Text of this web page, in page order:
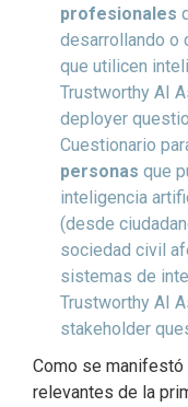
profesionales
desarrollando o
que utilicen
Trustworthy AI
deployer
Cuestionario
personas que
inteligencia
(desde
sociedad civil
sistemas de
Trustworthy AI
stakeholder
Como se manifestó
relevantes de la